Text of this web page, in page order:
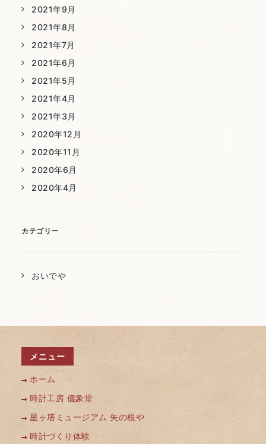
2021年9月
2021年8月
2021年7月
2021年6月
2021年5月
2021年4月
2021年3月
2020年12月
2020年11月
2020年6月
2020年4月
カテゴリー
おいでや
メニュー
ホーム
時計工房 儀象堂
星ヶ塔ミュージアム 矢の根や
時計づくり体験